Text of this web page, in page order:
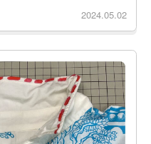
2024.05.02